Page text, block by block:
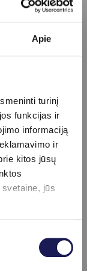
Apie
turinį
funkcijas ir
informaciją
ir
kitos jūsų
jūs